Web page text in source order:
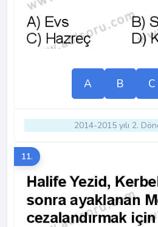
A B C
2014-2015 yılı 2.
11.